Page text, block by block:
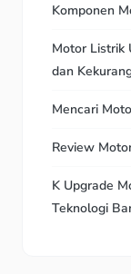
Komponen
Motor Listrik
dan
Mencari
Review
K Upgrade
Teknologi